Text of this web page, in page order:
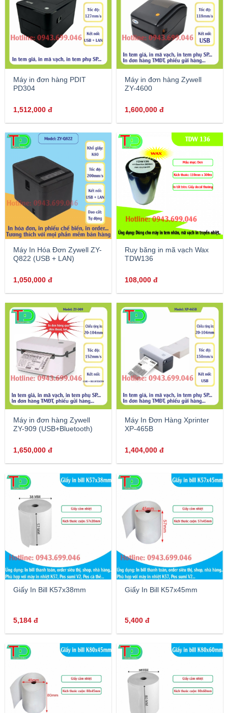
Máy in đơn hàng PDIT
PD304
1,512,000đ
Máy in đơn hàng Zywell
ZY-4600
1,600,000đ
Máy In Hóa Đơn Zywell ZY-
Q822 (USB + LAN)
1,050,000đ
Ruy băng in mã vạch Wax
TDW136
108,000đ
Máy in đơn hàng Zywell
ZY-909 (USB+Bluetooth)
1,650,000đ
Máy In Đơn Hàng Xprinter
XP-465B
1,404,000đ
Giấy In Bill K57x38mm
5,184đ
Giấy In Bill K57x45mm
5,400đ